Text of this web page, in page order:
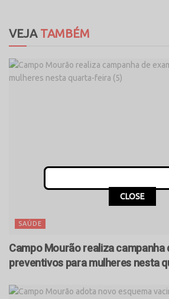
VEJATAMBÉM
SAÚDE
Campo Mourão realiza campanha
preventivos para mulheres nesta
CLOSE